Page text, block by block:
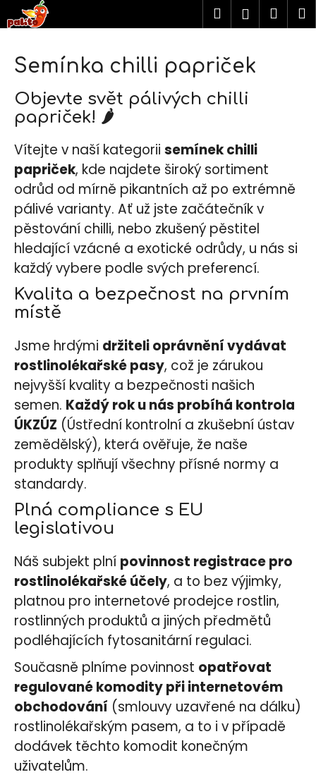
Přejít
na
Hledat
Semínka chilli papriček
Objevte svět pálivých chilli
papriček! 🌶️
Vítejte v naší kategorii semínek chilli
papriček, kde najdete široký sortiment
odrůd od mírně pikantních až po extrémně
pálivé varianty. Ať už jste začátečník v
pěstování chilli, nebo zkušený pěstitel
hledající vzácné a exotické odrůdy, u nás si
každý vybere podle svých preferencí.
Kvalita a bezpečnost na prvním
místě
Jsme hrdými držiteli oprávnění vydávat
rostlinolékařské pasy, což je zárukou
nejvyšší kvality a bezpečnosti našich
semen. Každý rok u nás probíhá kontrola
ÚKZÚZ (Ústřední kontrolní a zkušební ústav
zemědělský), která ověřuje, že naše
produkty splňují všechny přísné normy a
standardy.
Plná compliance s EU
legislativou
Náš subjekt plní povinnost registrace pro
rostlinolékařské účely, a to bez výjimky,
platnou pro internetové prodejce rostlin,
rostlinných produktů a jiných předmětů
podléhajících fytosanitární regulaci.
Současně plníme povinnost opatřovat
regulované komodity při internetovém
obchodování (smlouvy uzavřené na dálku)
rostlinolékařským pasem, a to i v případě
dodávek těchto komodit konečným
uživatelům.
o
C
o
p
o
t
ř
e
b
u
j
e
t
e
n
j
í
t
?
o
o
r
u
č
u
j
e
m
e
DRAGON
´S